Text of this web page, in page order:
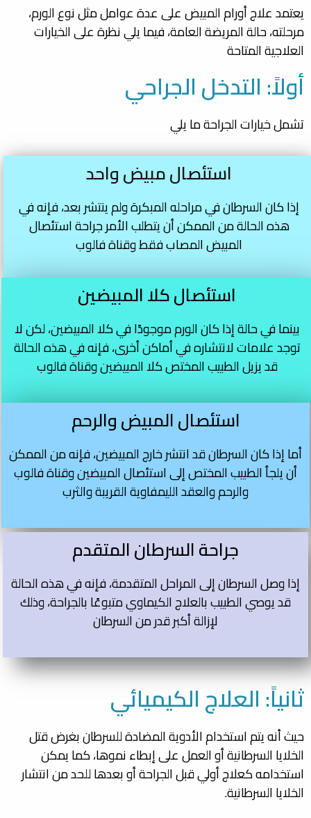
يعتمد علاج أورام المبيض على عدة عوامل مثل نوع الورم،
مرحلته، حالة المريضة العامة، فيما يلي نظرة على الخيارات
العلاجية المتاحة
أولاً: التدخل الجراحي
تشمل خيارات الجراحة ما يلي
استئصال مبيض واحد
إذا كان السرطان في مراحله المبكرة ولم ينتشر بعد، فإنه في
هذه الحالة من الممكن أن يتطلب الأمر جراحة استئصال
المبيض المصاب فقط وقناة فالوب
استئصال كلا المبيضين
بينما في حالة إذا كان الورم موجودًا في كلا المبيضين، لكن لا
توجد علامات لانتشاره في أماكن أخرى، فإنه في هذه الحالة
قد يزيل الطبيب المختص كلا المبيضين وقناة فالوب
استئصال المبيض والرحم
أما إذا كان السرطان قد انتشر خارج المبيضين، فإنه من الممكن
أن يلجأ الطبيب المختص إلى استئصال المبيضين وقناة فالوب
والرحم والعقد الليمفاوية القريبة والثرب
جراحة السرطان المتقدم
إذا وصل السرطان إلى المراحل المتقدمة، فإنه في هذه الحالة
قد يوصي الطبيب بالعلاج الكيماوي متبوعًا بالجراحة، وذلك
لإزالة أكبر قدر من السرطان
ثانياً: العلاج الكيميائي
حيث أنه يتم استخدام الأدوية المضادة للسرطان بغرض قتل
الخلايا السرطانية أو العمل على إبطاء نموها، كما يمكن
استخدامه كعلاج أولي قبل الجراحة أو بعدها للحد من انتشار
الخلايا السرطانية.